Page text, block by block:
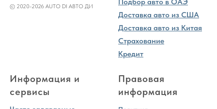
© 2020-2026 AUTO DI АВТО ДИ
Подбор авто в ОАЭ
Доставка авто из США
Доставка авто из Китая
Страхование
Кредит
Информация и
сервисы
Правовая
информация